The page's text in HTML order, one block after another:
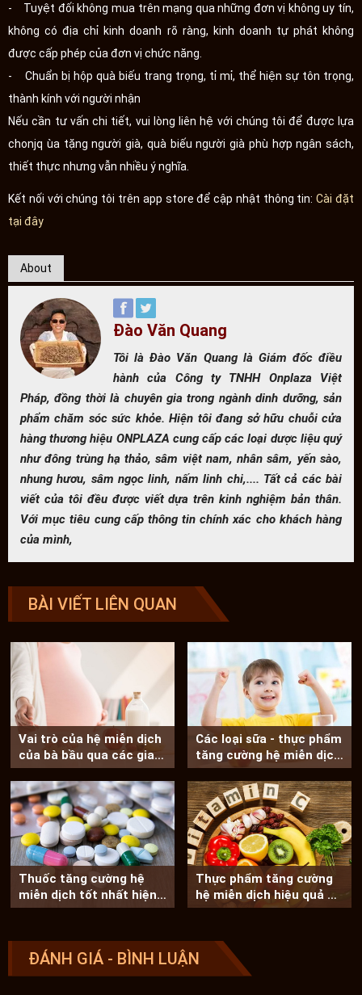
- Tuyệt đối không mua trên mạng qua những đơn vị không uy tín,
không có địa chỉ kinh doanh rõ ràng, kinh doanh tự phát không
được cấp phép của đơn vị chức năng.
- Chuẩn bị hộp quà biếu trang trọng, tỉ mỉ, thể hiện sự tôn trọng,
thành kính với người nhận
Nếu cần tư vấn chi tiết, vui lòng liên hệ với chúng tôi để được lựa
chonjq ùa tặng người già, quà biếu người già phù hợp ngân sách,
thiết thực nhưng vẫn nhiều ý nghĩa.
Kết nối với chúng tôi trên app store để cập nhật thông tin:Cài đặt
tại đây
About
Đào Văn Quang
Tôi là Đào Văn Quang là Giám đốc điều
hành của Công ty TNHH Onplaza Việt
Pháp, đồng thời là chuyên gia trong ngành dinh dưỡng, sản
phẩm chăm sóc sức khỏe. Hiện tôi đang sở hữu chuỗi cửa
hàng thương hiệu ONPLAZA cung cấp các loại dược liệu quý
như đông trùng hạ thảo, sâm việt nam, nhân sâm, yến sào,
nhung hươu, sâm ngọc linh, nấm linh chi,.... Tất cả các bài
viết của tôi đều được viết dựa trên kinh nghiệm bản thân.
Với mục tiêu cung cấp thông tin chính xác cho khách hàng
của mình,
BÀI VIẾT LIÊN QUAN
Vai trò của hệ miễn dịch
của bà bầu qua các giai
đoạn thai...
Các loại sữa - thực phẩm
tăng cường hệ miễn dịch
tốt cho trẻ
Thuốc tăng cường hệ
miễn dịch tốt nhất hiện
nay
Thực phẩm tăng cường
hệ miễn dịch hiệu quả ai
cũng nên ăn
ĐÁNH GIÁ - BÌNH LUẬN